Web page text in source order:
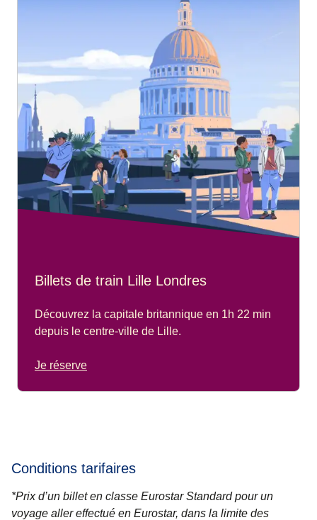
Billets de train Lille Londres
Découvrez la capitale britannique en 1h 22 min
depuis le centre-ville de Lille.
Je réserve
Conditions tarifaires
*Prix d’un billet en classe Eurostar Standard pour un
voyage aller effectué en Eurostar, dans la limite des